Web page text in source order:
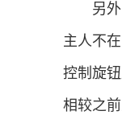
另外，
主人不
控制旋
相较之